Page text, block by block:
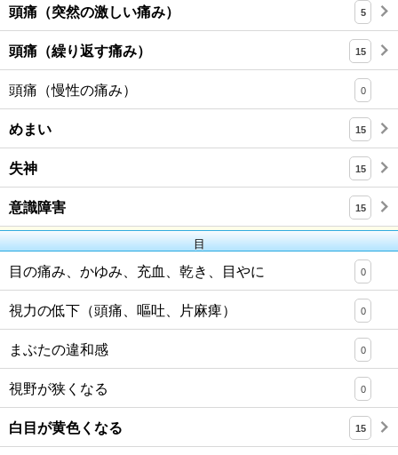
頭痛（突然の激しい痛み） 5
頭痛（繰り返す痛み） 15
頭痛（慢性の痛み） 0
めまい 15
失神 15
意識障害 15
目
目の痛み、かゆみ、充血、乾き、目やに 0
視力の低下（頭痛、嘔吐、片麻痺） 0
まぶたの違和感 0
視野が狭くなる 0
白目が黄色くなる 15